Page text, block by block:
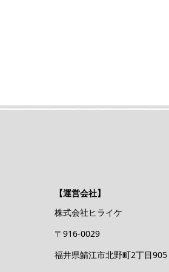
【運営会社】
株式会社ヒライケ
〒916-0029
福井県鯖江市北野町2丁目905